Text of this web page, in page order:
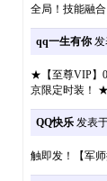
全局！技能融
qq一生有你发
★【至尊VIP】
京限定时装！
QQ快乐发表于
触即发！【军